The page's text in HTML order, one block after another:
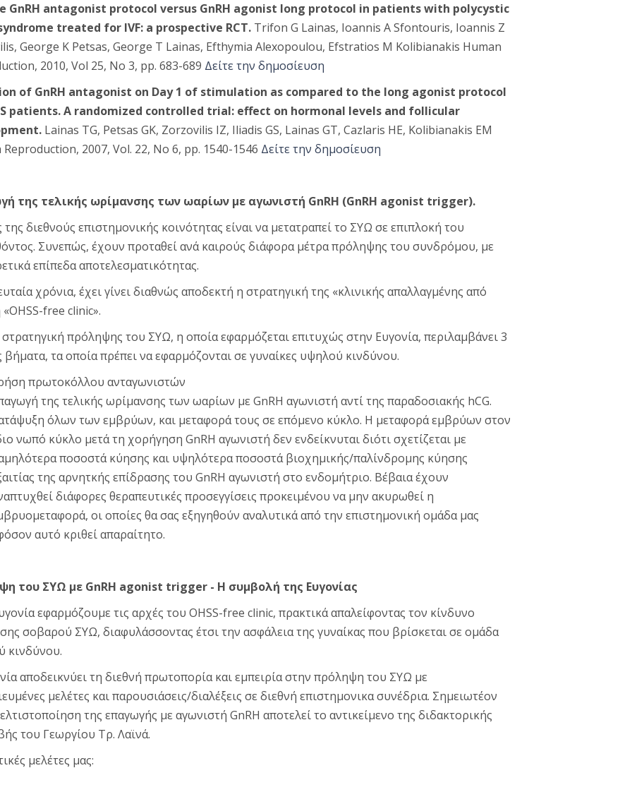
GnRH antagonist protocol versus GnRH agonist long protocol in patients with polycystic
treated for IVF: a prospective RCT.Trifon G Lainas, Ioannis A Sfontouris, Ioannis Z
George K Petsas, George T Lainas, Efthymia Alexopoulou, Efstratios M Kolibianakis Human
2010, Vol 25, No 3, pp. 683-689 Δείτε την δημοσίευση
of GnRH antagonist on Day 1 of stimulation as compared to the long agonist protocol
patients. A randomized controlled trial: effect on hormonal levels and follicular
Lainas TG, Petsas GK, Zorzovilis IZ, Iliadis GS, Lainas GT, Cazlaris HE, Kolibianakis EM
Reproduction, 2007, Vol. 22, No 6, pp. 1540-1546 Δείτε την δημοσίευση
της τελικής ωρίμανσης των ωαρίων με αγωνιστή GnRH (GnRH agonist trigger).
της διεθνούς επιστημονικής κοινότητας είναι να μετατραπεί το ΣΥΩ σε επιπλοκή του
Συνεπώς, έχουν προταθεί ανά καιρούς διάφορα μέτρα πρόληψης του συνδρόμου, με
επίπεδα αποτελεσματικότητας.
χρόνια, έχει γίνει διαθνώς αποδεκτή η στρατηγική της «κλινικής απαλλαγμένης από
free clinic».
πρόληψης του ΣΥΩ, η οποία εφαρμόζεται επιτυχώς στην Ευγονία, περιλαμβάνει 3
βήματα, τα οποία πρέπει να εφαρμόζονται σε γυναίκες υψηλού κινδύνου.
πρωτοκόλλου ανταγωνιστών
της τελικής ωρίμανσης των ωαρίων με GnRH αγωνιστή αντί της παραδοσιακής hCG.
όλων των εμβρύων, και μεταφορά τους σε επόμενο κύκλο. Η μεταφορά εμβρύων στον
νωπό κύκλο μετά τη χορήγηση GnRH αγωνιστή δεν ενδείκνυται διότι σχετίζεται με
ποσοστά κύησης και υψηλότερα ποσοστά βιοχημικής/παλίνδρομης κύησης
της αρνητκής επίδρασης του GnRH αγωνιστή στο ενδομήτριο. Βέβαια έχουν
διάφορες θεραπευτικές προσεγγίσεις προκειμένου να μην ακυρωθεί η
οι οποίες θα σας εξηγηθούν αναλυτικά από την επιστημονική ομάδα μας
αυτό κριθεί απαραίτητο.
του ΣΥΩ με GnRH agonist trigger - Η συμβολή της Ευγονίας
εφαρμόζουμε τις αρχές του OHSS-free clinic, πρακτικά απαλείφοντας τον κίνδυνο
σοβαρού ΣΥΩ, διαφυλάσσοντας έτσι την ασφάλεια της γυναίκας που βρίσκεται σε ομάδα
κινδύνου.
αποδεικνύει τη διεθνή πρωτοπορία και εμπειρία στην πρόληψη του ΣΥΩ με
μελέτες και παρουσιάσεις/διαλέξεις σε διεθνή επιστημονικα συνέδρια. Σημειωτέον
της επαγωγής με αγωνιστή GnRH αποτελεί το αντικείμενο της διδακτορικής
του Γεωργίου Τρ. Λαϊνά.
μελέτες μας: